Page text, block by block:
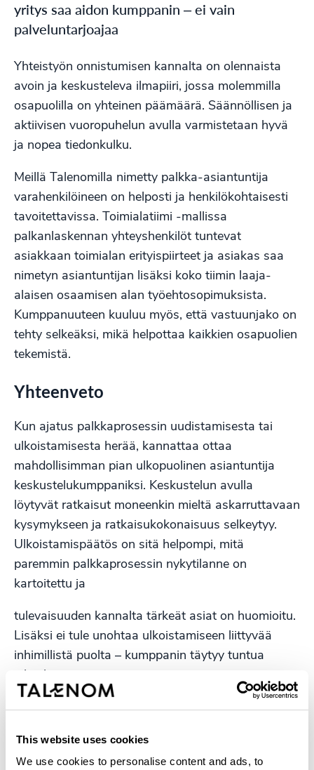
This website uses cookies
We use cookies to personalise content and ads, to
yritys saa aidon kumppanin – ei vain
palveluntarjoajaa
Yhteistyön onnistumisen kannalta on olennaista
avoin ja keskusteleva ilmapiiri, jossa molemmilla
osapuolilla on yhteinen päämäärä. Säännöllisen ja
aktiivisen vuoropuhelun avulla varmistetaan hyvä
ja nopea tiedonkulku.
Meillä Talenomilla nimetty palkka-asiantuntija
varahenkilöineen on helposti ja henkilökohtaisesti
tavoitettavissa. Toimialatiimi -mallissa
palkanlaskennan yhteyshenkilöt tuntevat
asiakkaan toimialan erityispiirteet ja asiakas saa
nimetyn asiantuntijan lisäksi koko tiimin laaja-
alaisen osaamisen alan työehtosopimuksista.
Kumppanuuteen kuuluu myös, että vastuunjako on
tehty selkeäksi, mikä helpottaa kaikkien osapuolien
tekemistä.
Yhteenveto
Kun ajatus palkkaprosessin uudistamisesta tai
ulkoistamisesta herää, kannattaa ottaa
mahdollisimman pian ulkopuolinen asiantuntija
keskustelukumppaniksi. Keskustelun avulla
löytyvät ratkaisut moneenkin mieltä askarruttavaan
kysymykseen ja ratkaisukokonaisuus selkeytyy.
Ulkoistamispäätös on sitä helpompi, mitä
paremmin palkkaprosessin nykytilanne on
kartoitettu ja
tulevaisuuden kannalta tärkeät asiat on huomioitu.
Lisäksi ei tule unohtaa ulkoistamiseen liittyvää
inhimillistä puolta – kumppanin täytyy tuntua
oikealta.
Olethan rohkeasti yhteydessä, jos minä tai
palkanlaskennan ulkoistusta.